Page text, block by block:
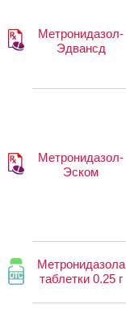
Метронидазол-
Эдвансд
Метронидазол-
Эском
Метронидазола
таблетки 0.25 г